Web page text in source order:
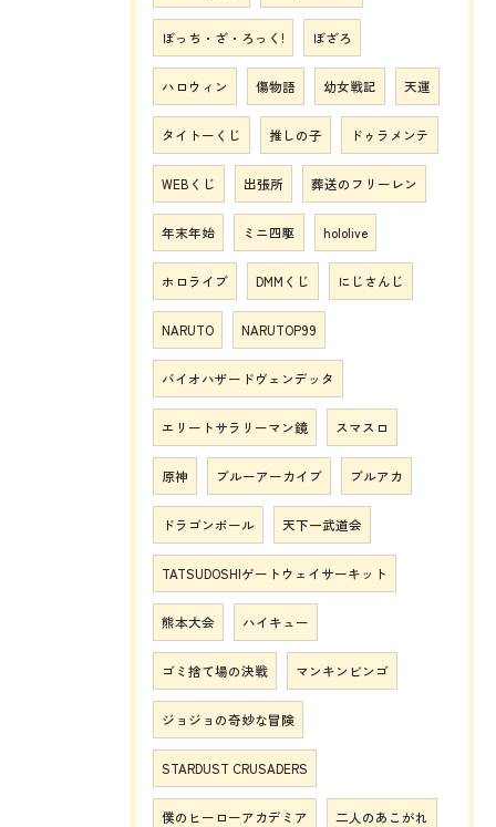
ぼっち・ざ・ろっく! ぼざろ
ハロウィン 傷物語 幼女戦記 天運
タイトーくじ 推しの子 ドゥラメンテ
WEBくじ 出張所 葬送のフリーレン
年末年始 ミニ四駆 hololive
ホロライブ DMMくじ にじさんじ
NARUTO NARUTOP99
バイオハザードヴェンデッタ
エリートサラリーマン鏡 スマスロ
原神 ブルーアーカイブ ブルアカ
ドラゴンボール 天下一武道会
TATSUDOSHIゲートウェイサーキット
熊本大会 ハイキュー
ゴミ捨て場の決戦 マンキンビンゴ
ジョジョの奇妙な冒険
STARDUST CRUSADERS
僕のヒーローアカデミア 二人のあこがれ